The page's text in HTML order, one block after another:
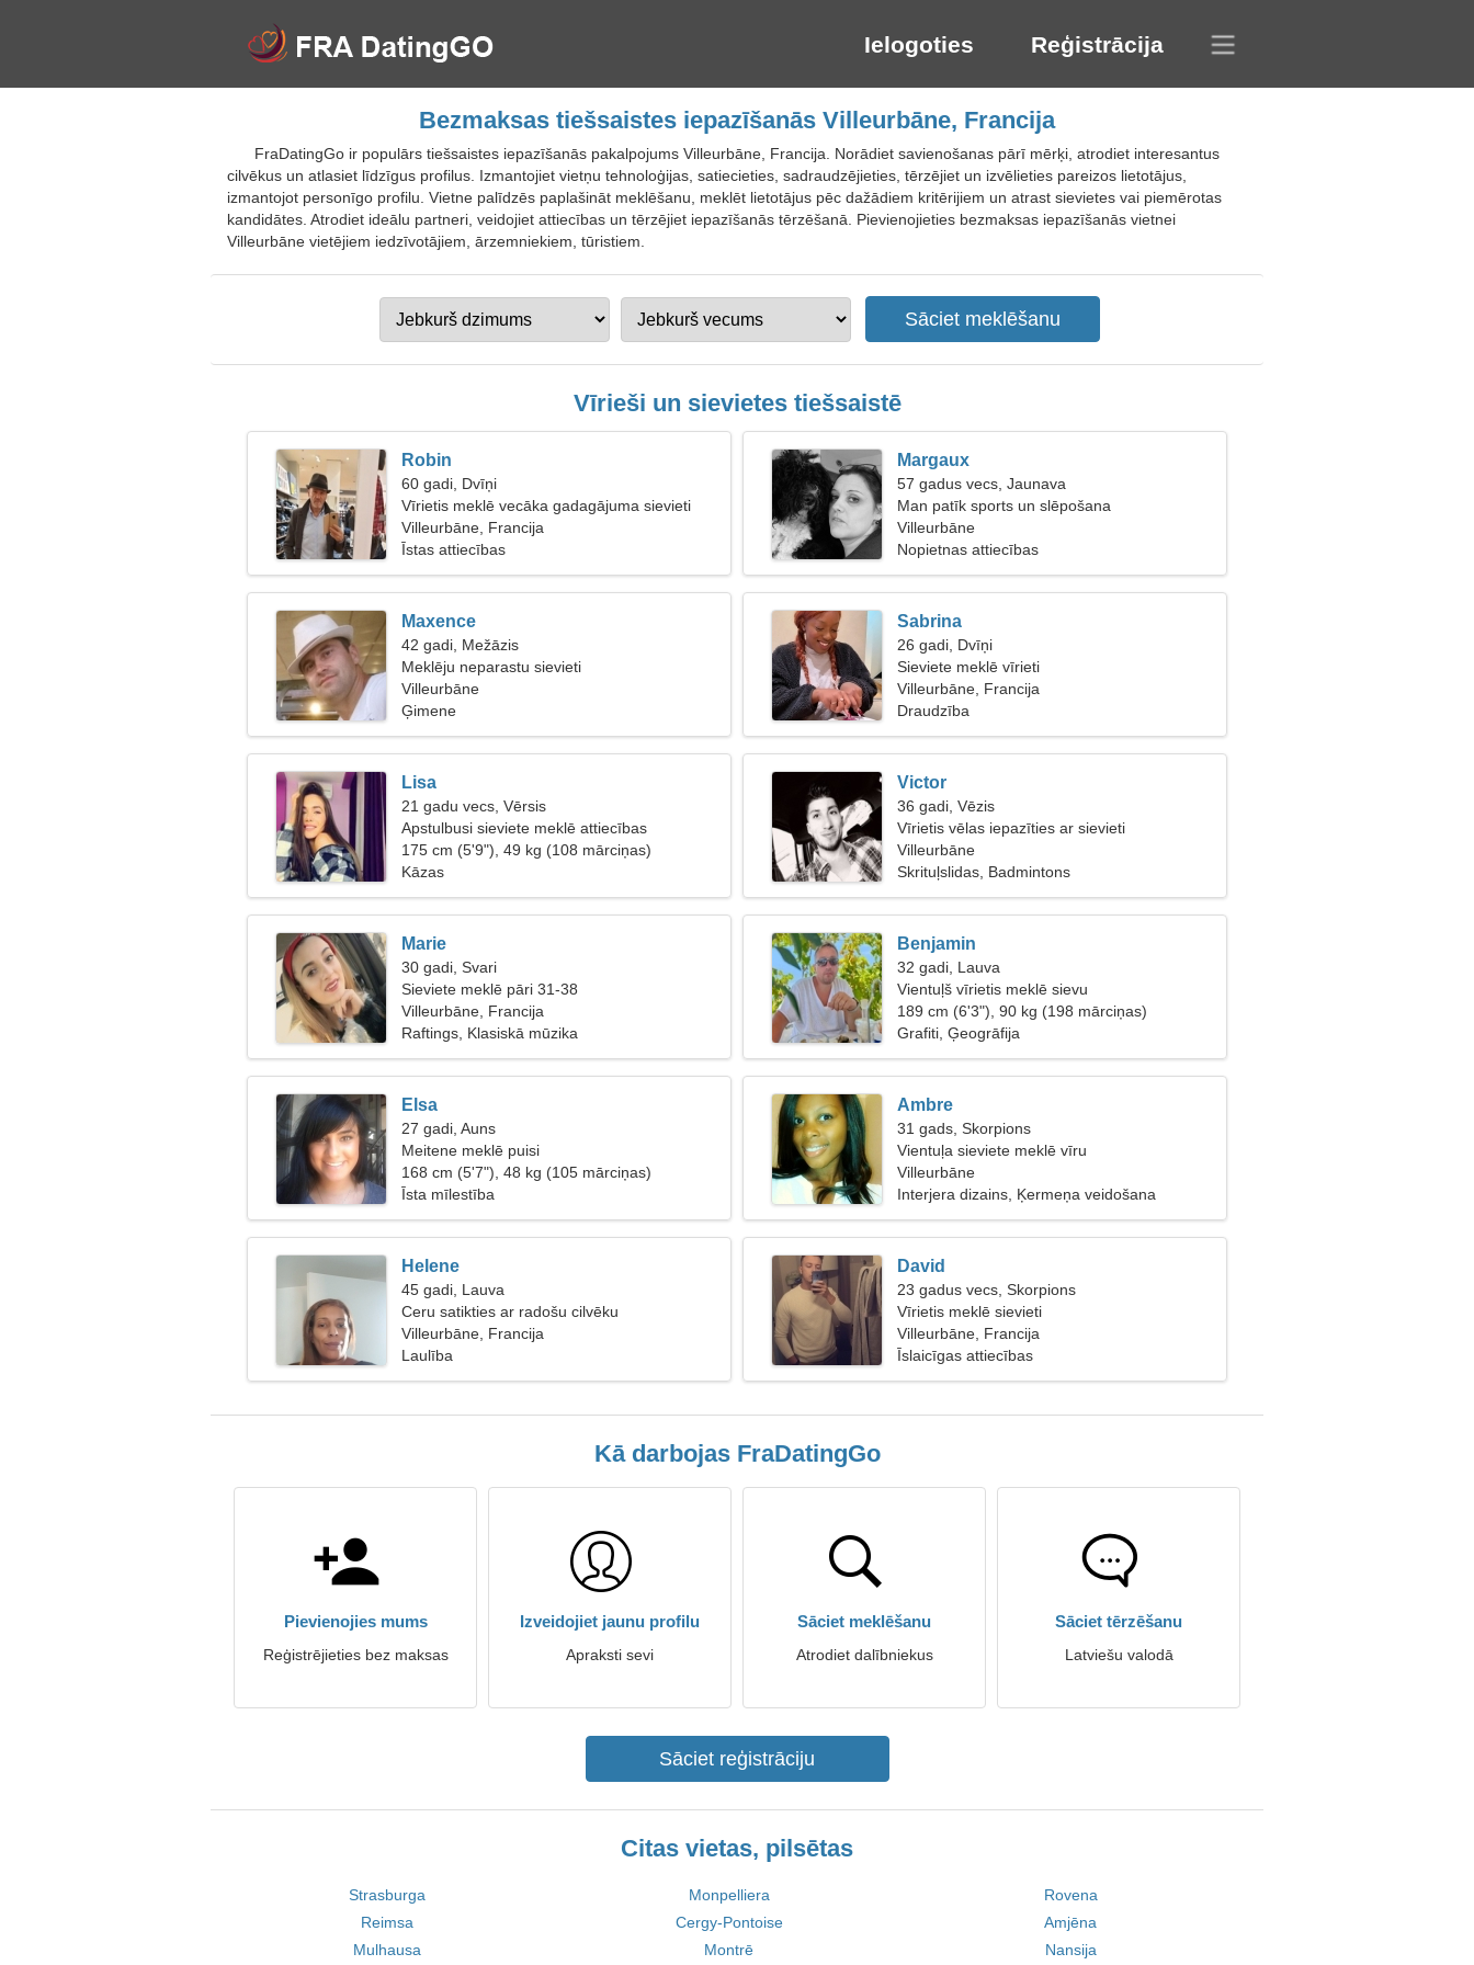
Ielogoties Reģistrācija
Bezmaksas tiešsaistes iepazīšanās Villeurbāne, Francija
FraDatingGo ir populārs tiešsaistes iepazīšanās pakalpojums Villeurbāne, Francija. Norādiet savienošanas pārī mērķi, atrodiet interesantus
cilvēkus un atlasiet līdzīgus profilus. Izmantojiet vietņu tehnoloģijas, satiecieties, sadraudzējieties, tērzējiet un izvēlieties pareizos lietotājus,
izmantojot personīgo profilu. Vietne palīdzēs paplašināt meklēšanu, meklēt lietotājus pēc dažādiem kritērijiem un atrast sievietes vai piemērotas
kandidātes. Atrodiet ideālu partneri, veidojiet attiecības un tērzējiet iepazīšanās tērzēšanā. Pievienojieties bezmaksas iepazīšanās vietnei
Villeurbāne vietējiem iedzīvotājiem, ārzemniekiem, tūristiem.
Vīrieši un sievietes tiešsaistē
Robin
60 gadi, Dvīņi
Vīrietis meklē vecāka gadagājuma sievieti
Villeurbāne, Francija
Īstas attiecības
Margaux
57 gadus vecs, Jaunava
Man patīk sports un slēpošana
Villeurbāne
Nopietnas attiecības
Maxence
42 gadi, Mežāzis
Meklēju neparastu sievieti
Villeurbāne
Ģimene
Sabrina
26 gadi, Dvīņi
Sieviete meklē vīrieti
Villeurbāne, Francija
Draudzība
Lisa
21 gadu vecs, Vērsis
Apstulbusi sieviete meklē attiecības
175 cm (5'9"), 49 kg (108 mārciņas)
Kāzas
Victor
36 gadi, Vēzis
Vīrietis vēlas iepazīties ar sievieti
Villeurbāne
Skrituļslidas, Badmintons
Marie
30 gadi, Svari
Sieviete meklē pāri 31-38
Villeurbāne, Francija
Raftings, Klasiskā mūzika
Benjamin
32 gadi, Lauva
Vientuļš vīrietis meklē sievu
189 cm (6'3"), 90 kg (198 mārciņas)
Grafiti, Ģeogrāfija
Elsa
27 gadi, Auns
Meitene meklē puisi
168 cm (5'7"), 48 kg (105 mārciņas)
Īsta mīlestība
Ambre
31 gads, Skorpions
Vientuļa sieviete meklē vīru
Villeurbāne
Interjera dizains, Ķermeņa veidošana
Helene
45 gadi, Lauva
Ceru satikties ar radošu cilvēku
Villeurbāne, Francija
Laulība
David
23 gadus vecs, Skorpions
Vīrietis meklē sievieti
Villeurbāne, Francija
Īslaicīgas attiecības
Kā darbojas FraDatingGo
Pievienojies mums
Reģistrējieties bez maksas
Izveidojiet jaunu profilu
Apraksti sevi
Sāciet meklēšanu
Atrodiet dalībniekus
Sāciet tērzēšanu
Latviešu valodā
Sāciet reģistrāciju
Citas vietas, pilsētas
Strasburga Monpelliera
Rovena
Reimsa
Cergy-Pontoise
Amjēna
Mulhausa
Montrē Nansija